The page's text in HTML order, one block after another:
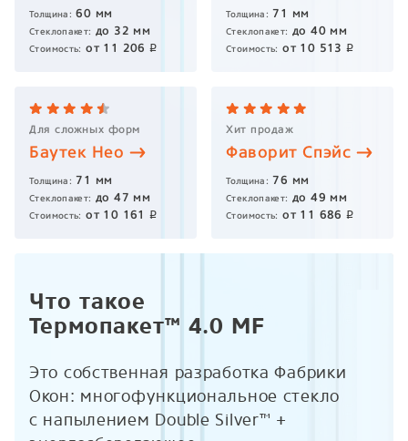
Толщина: 60 мм
Стеклопакет: до 32 мм
Стоимость: от 11 206 p
Толщина: 71 мм
Стеклопакет: до40мм
Стоимость: от 10 513 p
Для сложных форм
Баутек Нео
Толщина: 71 мм
Стеклопакет: до47 мм
Стоимость: от 10 161 p
Хит продаж
ФаворитСпэйс
Толщина: 76 мм
Стеклопакет: до49 мм
Стоимость: от 11 686 p
Что такое
Термопакет™ 4.0 MF
Это собственная разработка Фабрики
Окон: многофункциональное стекло
с напылением Double Silver™ +